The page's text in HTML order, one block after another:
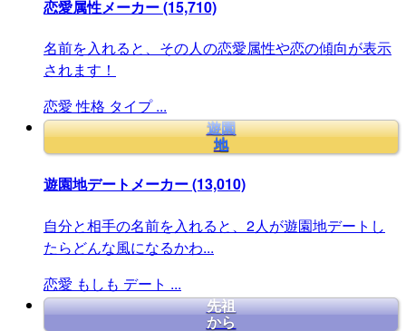
恋愛属性メーカー(15,710)
名前を入れると、その人の恋愛属性や恋の傾向が表示
されます！
恋愛 性格 タイプ ...
遊園
地
遊園地デートメーカー(13,010)
自分と相手の名前を入れると、2人が遊園地デートし
たらどんな風になるかわ...
恋愛 もしも デート ...
先祖
から